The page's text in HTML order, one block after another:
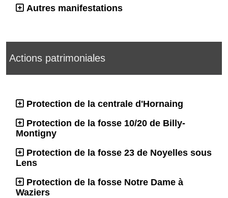
Autres manifestations
Actions patrimoniales
Protection de la centrale d'Hornaing
Protection de la fosse 10/20 de Billy-
Montigny
Protection de la fosse 23 de Noyelles sous
Lens
Protection de la fosse Notre Dame à
Waziers